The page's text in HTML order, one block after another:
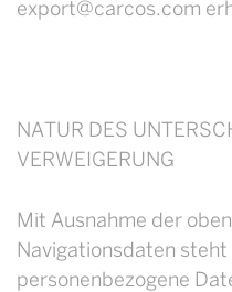
export@carcos.com
NATUR DES
VERWEIGERUNG
Mit Ausnahme der
Navigationsdaten
personenbezogene